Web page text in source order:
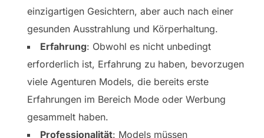
einzigartigen Gesichtern, aber auch nach einer
gesunden Ausstrahlung und Körperhaltung.
Erfahrung: Obwohl es nicht unbedingt
erforderlich ist, Erfahrung zu haben, bevorzugen
viele Agenturen Models, die bereits erste
Erfahrungen im Bereich Mode oder Werbung
gesammelt haben.
Professionalität: Models müssen